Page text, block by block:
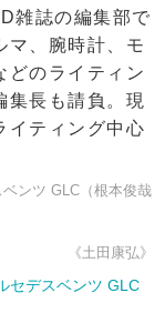
雑誌の編集部で
マ、腕時計、モ
どのライティン
集長も請負。現
イティング中心
ンツ GLC（根本俊哉
《土田康弘》
セデスベンツ GLC